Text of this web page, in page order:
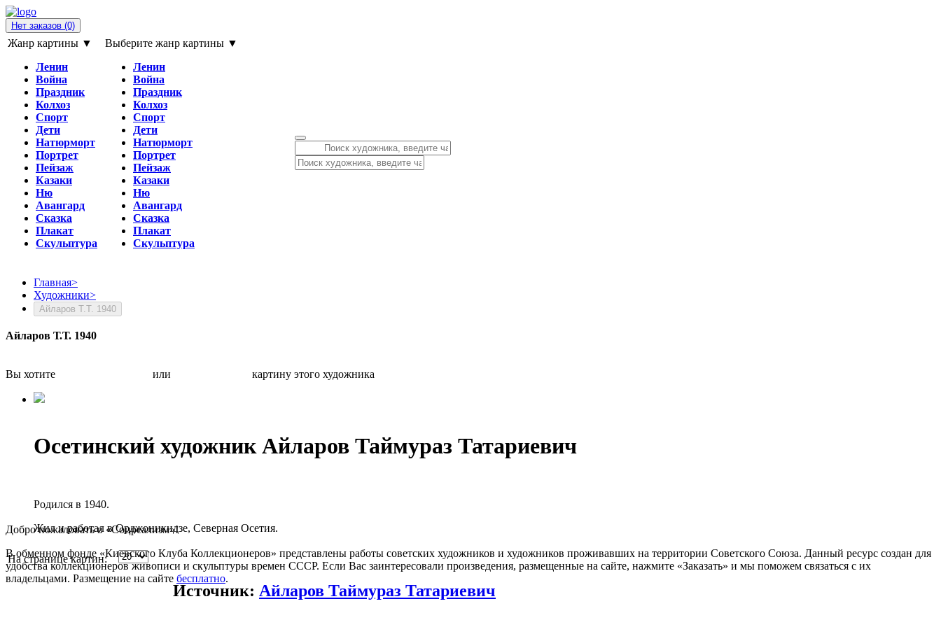
Нет заказов (0)
Жанр картины ▼
Ленин
Война
Праздник
Колхоз
Спорт
Дети
Натюрморт
Портрет
Пейзаж
Казаки
Ню
Авангард
Сказка
Плакат
Скульптура
Выберите жанр картины ▼
Ленин
Война
Праздник
Колхоз
Спорт
Дети
Натюрморт
Портрет
Пейзаж
Казаки
Ню
Авангард
Сказка
Плакат
Скульптура
Главная>
Художники>
Айларов Т.Т. 1940
Айларов Т.Т. 1940
Вы хотите или картину этого художника
Осетинский художник Айларов Таймураз Татариевич
Родился в 1940.
Жил и работал в Орджоникидзе, Северная Осетия.
На странице картин:
Источник: Айларов Таймураз Татариевич
Добро пожаловать в «Соцреализм»!
В обменном фонде «Киевского Клуба Коллекционеров» представлены работы советских художников и художников проживавших на территории Советского Союза. Данный ресурс создан для
удобства коллекционеров живописи и скульптуры времен СССР. Если Вас заинтересовали произведения, размещенные на сайте, нажмите «Заказать» и мы поможем связаться с их
владельцами. Размещение на сайте бесплатно.